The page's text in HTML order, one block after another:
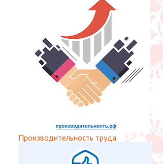
Производительность труда